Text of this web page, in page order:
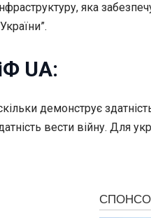
яка
UA:
демонструє
вести війну. Для